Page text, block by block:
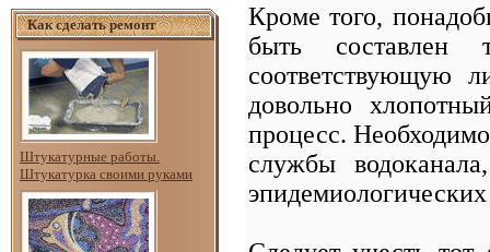
Как сделать ремонт
Штукатурные работы.
Штукатурка своими руками
Кроме того,
быть составлен
соответствующую
довольно
процесс.
службы